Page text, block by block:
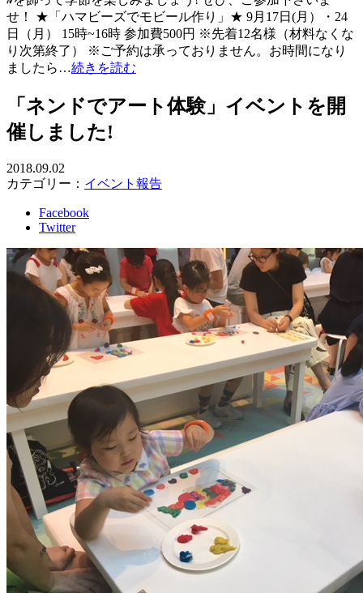
せ！ ★「ハマビーズでモビール作り」★ 9月17日(月）・24
日（月） 15時~16時 参加費500円 ※先着12名様（材料なくな
り次第終了） ※ご予約は承っておりません。お時間になり
ましたら…続きを読む
「ネンドでアート体験」イベントを開
催しました!
2018.09.02
カテゴリー： イベント報告
Facebook
Twitter